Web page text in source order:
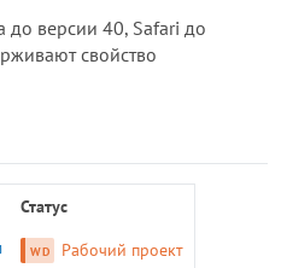
до версии 40, Safari до
свойство
Статус
Рабочий проект